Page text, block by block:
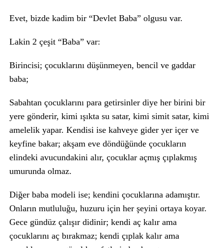
Evet, bizde kadim bir “Devlet Baba” olgusu var.
Lakin 2 çeşit “Baba” var:
Birincisi; çocuklarını düşünmeyen, bencil ve gaddar
baba;
Sabahtan çocuklarını para getirsinler diye her birini bir
yere gönderir, kimi ışıkta su satar, kimi simit satar, kimi
amelelik yapar. Kendisi ise kahveye gider yer içer ve
keyfine bakar; akşam eve döndüğünde çocukların
elindeki avucundakini alır, çocuklar açmış çıplakmış
umurunda olmaz.
Diğer baba modeli ise; kendini çocuklarına adamıştır.
Onların mutluluğu, huzuru için her şeyini ortaya koyar.
Gece gündüz çalışır didinir; kendi aç kalır ama
çocuklarını aç bırakmaz; kendi çıplak kalır ama